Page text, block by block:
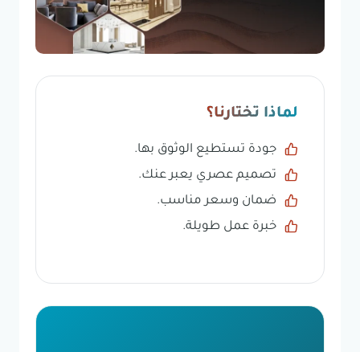
لماذا تختارنا؟
جودة تستطيع الوثوق بها.
تصميم عصري يعبر عنك.
ضمان وسعر مناسب.
خبرة عمل طويلة.